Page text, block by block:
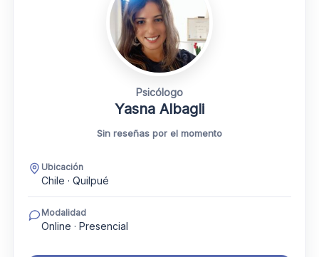
Psicólogo
Yasna Albagli
Sin reseñas por el momento
Ubicación
Chile · Quilpué
Modalidad
Online · Presencial